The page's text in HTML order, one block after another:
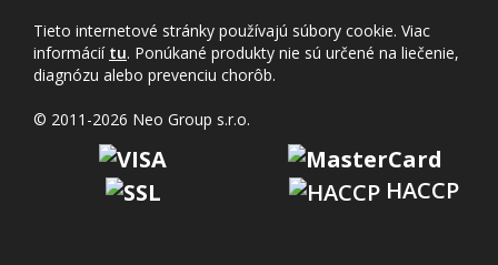
Tieto internetové stránky používajú súbory cookie. Viac
informácií tu. Ponúkané produkty nie sú určené na liečenie,
diagnózu alebo prevenciu chorôb.
© 2011-2026 Neo Group s.r.o.
HACCP